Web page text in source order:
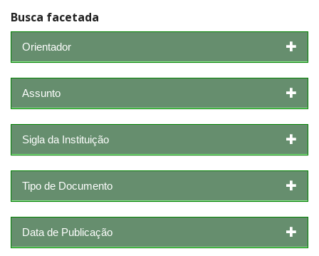
Busca facetada
Orientador
Assunto
Sigla da Instituição
Tipo de Documento
Data de Publicação